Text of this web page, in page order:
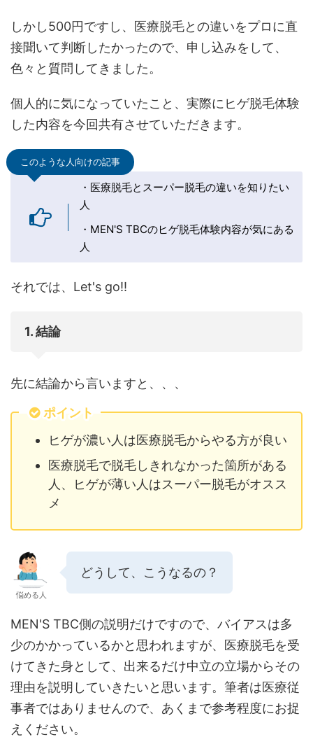
しかし500円ですし、医療脱毛との違いをプロに直
接聞いて判断したかったので、申し込みをして、
色々と質問してきました。
個人的に気になっていたこと、実際にヒゲ脱毛体験
した内容を今回共有させていただきます。
このような人向けの記事
・医療脱毛とスーパー脱毛の違いを知りたい
人
・MEN'S TBCのヒゲ脱毛体験内容が気にある
人
それでは、Let's go!!
1. 結論
先に結論から言いますと、、、
ポイント
ヒゲが濃い人は医療脱毛からやる方が良い
医療脱毛で脱毛しきれなかった箇所がある
人、ヒゲが薄い人はスーパー脱毛がオスス
メ
悩める人
どうして、こうなるの？
MEN'S TBC側の説明だけですので、バイアスは多
少のかかっているかと思われますが、医療脱毛を受
けてきた身として、出来るだけ中立の立場からその
理由を説明していきたいと思います。筆者は医療従
事者ではありませんので、あくまで参考程度にお捉
えください。